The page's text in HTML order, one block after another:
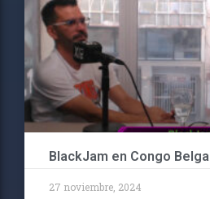
BlackJam en Congo Belga
27 noviembre, 2024